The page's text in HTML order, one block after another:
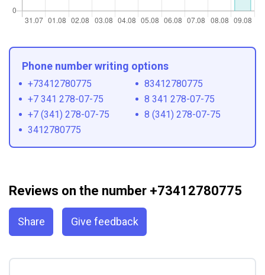
Phone number writing options
+73412780775
83412780775
+7 341 278-07-75
8 341 278-07-75
+7 (341) 278-07-75
8 (341) 278-07-75
3412780775
Reviews on the number +73412780775
Share Give feedback